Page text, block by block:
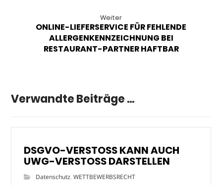
Weiter
ONLINE-LIEFERSERVICE FÜR FEHLENDE
ALLERGENKENNZEICHNUNG BEI
RESTAURANT-PARTNER HAFTBAR
Verwandte Beiträge ...
DSGVO-VERSTOSS KANN AUCH
UWG-VERSTOSS DARSTELLEN
Datenschutz,WETTBEWERBSRECHT